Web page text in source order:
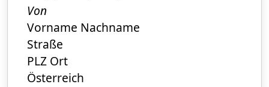
Von
Vorname Nachname
Straße
PLZ Ort
Österreich